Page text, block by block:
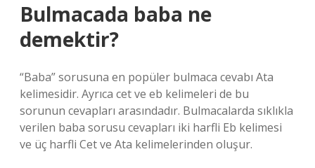
Bulmacada baba ne
demektir?
“Baba” sorusuna en popüler bulmaca cevabı Ata
kelimesidir. Ayrıca cet ve eb kelimeleri de bu
sorunun cevapları arasındadır. Bulmacalarda sıklıkla
verilen baba sorusu cevapları iki harfli Eb kelimesi
ve üç harfli Cet ve Ata kelimelerinden oluşur.